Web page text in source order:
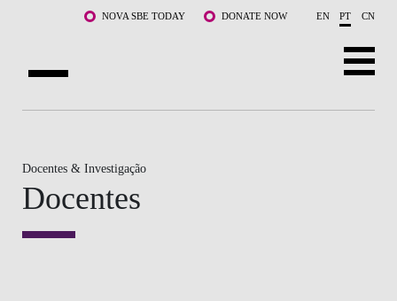
Saltar para o conteúdo principalNOVA SBE TODAY DONATE NOW EN PT CN
CURSOS
DOCENTES E INVESTIGAÇÃO
COMUNIDADE
Docentes & Investigação
Docentes